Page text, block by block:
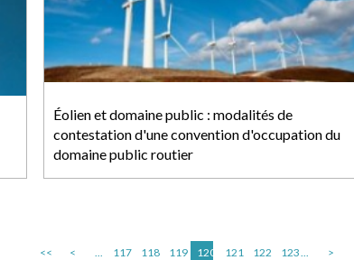
Éolien et domaine public : modalités de
contestation d'une convention d'occupation du
domaine public routier
<< < ... 117 118 119 120 121 122 123... >